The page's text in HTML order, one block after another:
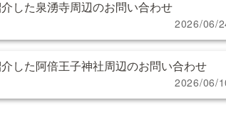
した泉湧寺周辺のお問い合わせ
2026/06/
した阿倍王子神社周辺のお問い合わせ
2026/06/